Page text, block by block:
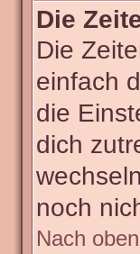
Die
Die
einfach
die
dich
noch
Nach oben